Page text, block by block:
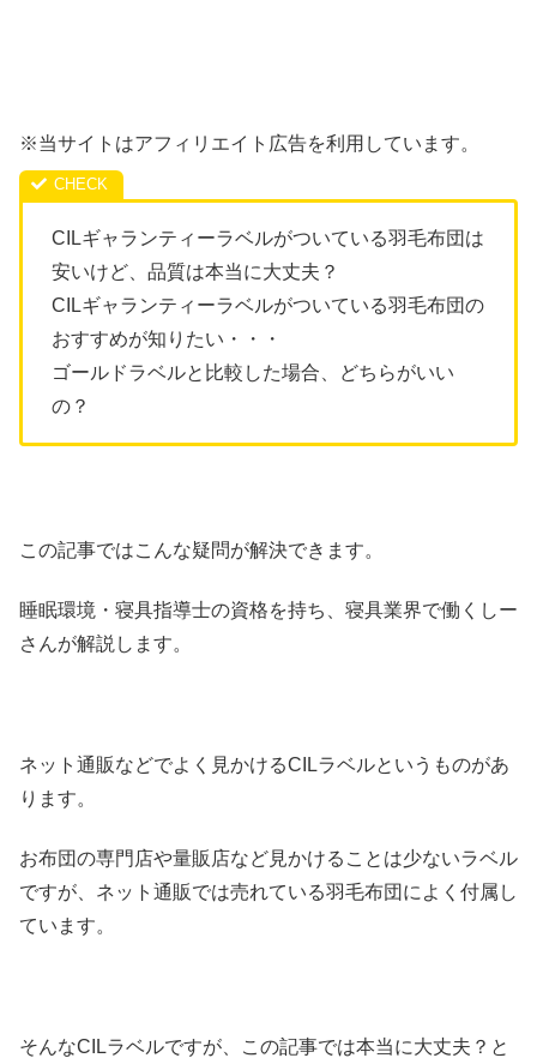
※当サイトはアフィリエイト広告を利用しています。
CILギャランティーラベルがついている羽毛布団は
安いけど、品質は本当に大丈夫？
CILギャランティーラベルがついている羽毛布団の
おすすめが知りたい・・・
ゴールドラベルと比較した場合、どちらがいい
の？
この記事ではこんな疑問が解決できます。
睡眠環境・寝具指導士の資格を持ち、寝具業界で働くしー
さんが解説します。
ネット通販などでよく見かけるCILラベルというものがあ
ります。
お布団の専門店や量販店など見かけることは少ないラベル
ですが、ネット通販では売れている羽毛布団によく付属し
ています。
そんなCILラベルですが、この記事では本当に大丈夫？と